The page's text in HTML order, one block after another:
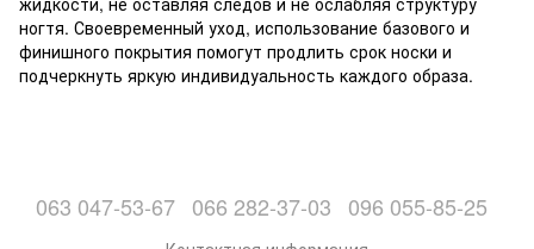
ногтя. Своевременный уход, использование базового и
финишного покрытия помогут продлить срок носки и
подчеркнуть яркую индивидуальность каждого образа.
063 047-53-67 066 282-37-03 096 055-85-25